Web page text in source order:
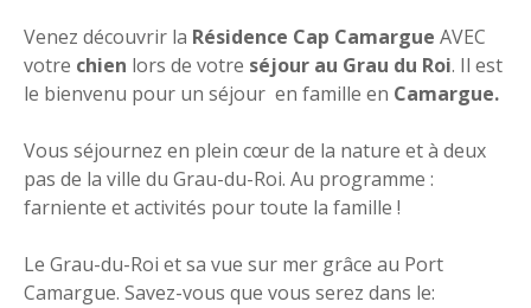
Venez découvrir la Résidence Cap Camargue AVEC
votre chien lors de votre séjour au Grau du Roi. Il est
le bienvenu pour un séjour en famille en Camargue.
Vous séjournez en plein cœur de la nature et à deux
pas de la ville du Grau-du-Roi. Au programme :
farniente et activités pour toute la famille !
Le Grau-du-Roi et sa vue sur mer grâce au Port
Camargue. Savez-vous que vous serez dans le: